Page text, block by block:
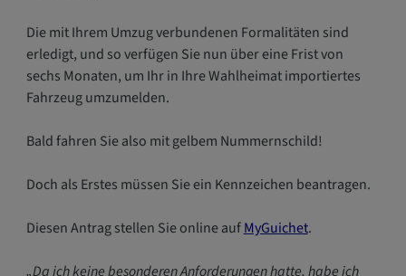
Die mit Ihrem Umzug verbundenen Formalitäten sind
erledigt, und so verfügen Sie nun über eine Frist von
sechs Monaten, um Ihr in Ihre Wahlheimat importiertes
Fahrzeug umzumelden.
Bald fahren Sie also mit gelbem Nummernschild!
Doch als Erstes müssen Sie ein Kennzeichen beantragen.
Diesen Antrag stellen Sie online aufMyGuichet.
„Da ich keine besonderen Anforderungen hatte, habe ich